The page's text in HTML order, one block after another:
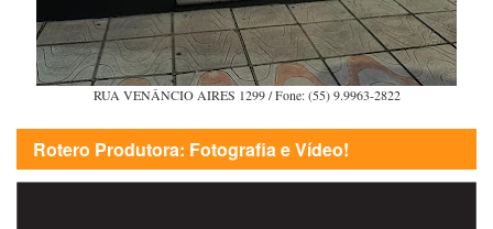
RUA VENÂNCIO AIRES 1299 / Fone: (55) 9.9963-2822
Rotero Produtora: Fotografia e Vídeo!